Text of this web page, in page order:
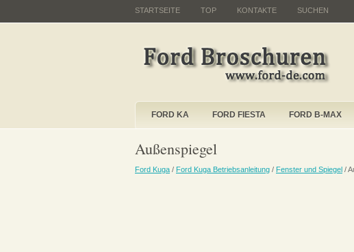
STARTSEITE TOP KONTAKTE SUCHEN
FORD KA FORD FIESTA FORD B-MAX
Außenspiegel
Ford Kuga / Ford Kuga Betriebsanleitung / Fenster und Spiegel /